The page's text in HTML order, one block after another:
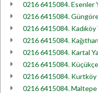
0216 6415084. Esenler
0216 6415084.
0216 6415084. Kadıköy
0216 6415084.
0216 6415084. Kartal
0216 6415084.
0216 6415084. Kurtköy
0216 6415084. Maltepe